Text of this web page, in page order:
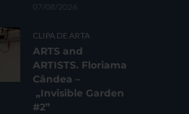
07/08/2026
CLIPA DE ARTA
ARTS and
ARTISTS. Floriama
Cândea –
„Invisible Garden
#2”